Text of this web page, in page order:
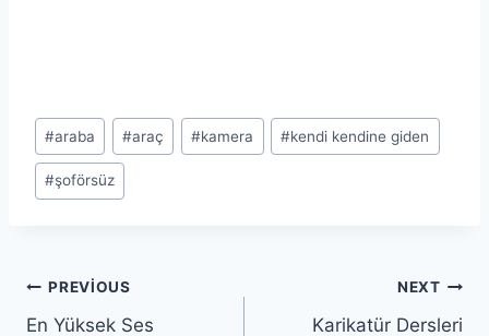
Post
Tags:
#araba #araç #kamera #kendi kendine giden
#şoförsüz
Yazı
PREVIOUS
En Yüksek Ses
NEXT
Karikatür Dersleri